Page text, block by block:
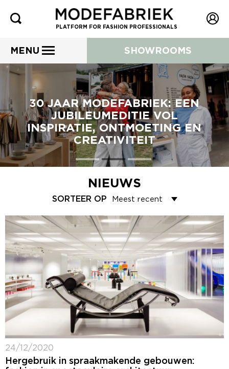
PLATFORM FOR FASHION PROFESSIONALS
MENU SHOWROOMS
30 JAAR MODEFABRIEK: EEN
JUBILEUMEDITIE VOL
INSPIRATIE, ONTMOETING EN
CREATIVITEIT
NIEUWS
SORTEER OP
24/12/2020
Hergebruik in spraakmakende gebouwen: